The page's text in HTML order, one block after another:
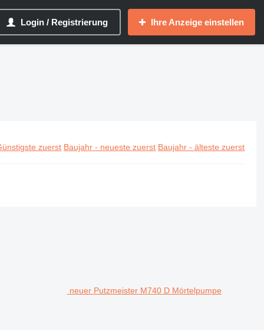
Login / Registrierung Ihre Anzeige einstellen
zuerst Baujahr - neueste zuerst Baujahr - älteste zuerst
neuer Putzmeister M740 D Mörtelpumpe